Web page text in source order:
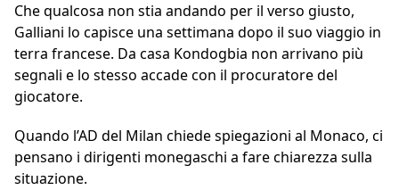
Che qualcosa non stia andando per il verso giusto,
Galliani lo capisce una settimana dopo il suo viaggio in
terra francese. Da casa Kondogbia non arrivano più
segnali e lo stesso accade con il procuratore del
giocatore.
Quando l’AD del Milan chiede spiegazioni al Monaco, ci
pensano i dirigenti monegaschi a fare chiarezza sulla
situazione.